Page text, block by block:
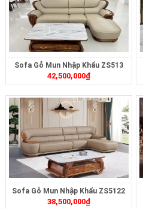
Sofa Gỗ Mun Nhập Khẩu ZS513
42,500,000₫
Sofa Gỗ Mun Nhập Khẩu ZS5122
38,500,000₫